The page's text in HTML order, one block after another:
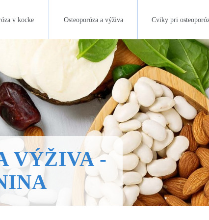
v kocke Osteoporóza a výživa Cviky pri
VÝŽIVA -